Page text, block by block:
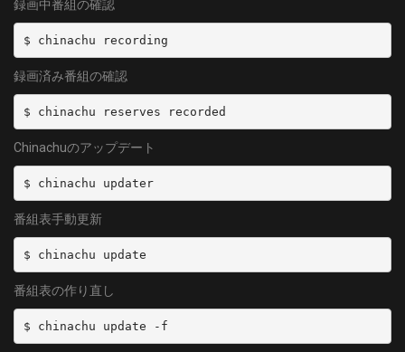
録画中番組の確認
$ chinachu recording
録画済み番組の確認
$ chinachu reserves recorded
Chinachuのアップデート
$ chinachu updater
番組表手動更新
$ chinachu update
番組表の作り直し
$ chinachu update -f